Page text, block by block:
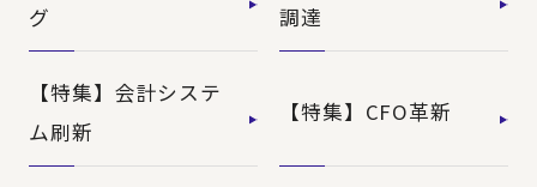
グ
調達
【特集】会計システ
ム刷新
【特集】CFO革新